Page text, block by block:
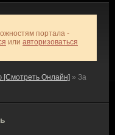
портала -
или авторизоваться
[Смотреть Онлайн] » За